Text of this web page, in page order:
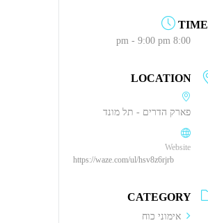
TIME
8:00 pm - 9:00 pm
LOCATION
פארק הדרים - תל מונד
Website
https://waze.com/ul/hsv8z6rjrb
CATEGORY
אימוני כוח